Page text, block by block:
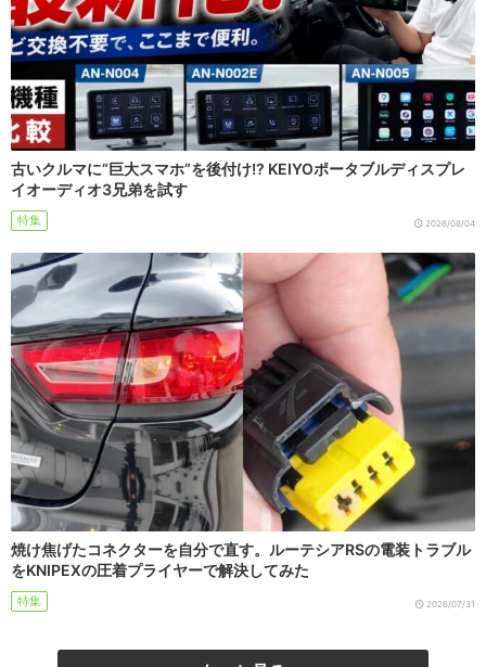
古いクルマに“巨大スマホ”を後付け!? KEIYOポータブルディスプレ
イオーディオ3兄弟を試す
特集 2026/08/04
焼け焦げたコネクターを自分で直す。ルーテシアRSの電装トラブル
をKNIPEXの圧着プライヤーで解決してみた
特集 2026/07/31